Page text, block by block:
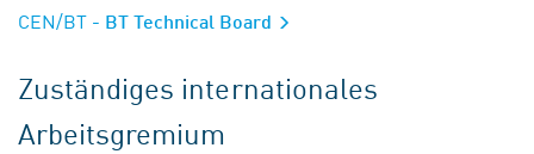
CEN/BT - BT Technical Board
Zuständiges internationales
Arbeitsgremium